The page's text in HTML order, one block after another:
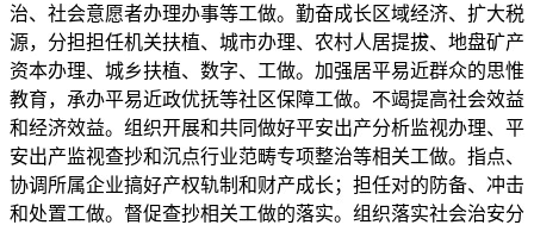
治、社会意愿者办理办事等工做。勤奋成长区域经济、扩大税
源，分担担任机关扶植、城市办理、农村人居提拔、地盘矿产
资本办理、城乡扶植、数字、工做。加强居平易近群众的思惟
教育，承办平易近政优抚等社区保障工做。不竭提高社会效益
和经济效益。组织开展和共同做好平安出产分析监视办理、平
安出产监视查抄和沉点行业范畴专项整治等相关工做。指点、
协调所属企业搞好产权轨制和财产成长；担任对的防备、冲击
和处置工做。督促查抄相关工做的落实。组织落实社会治安分